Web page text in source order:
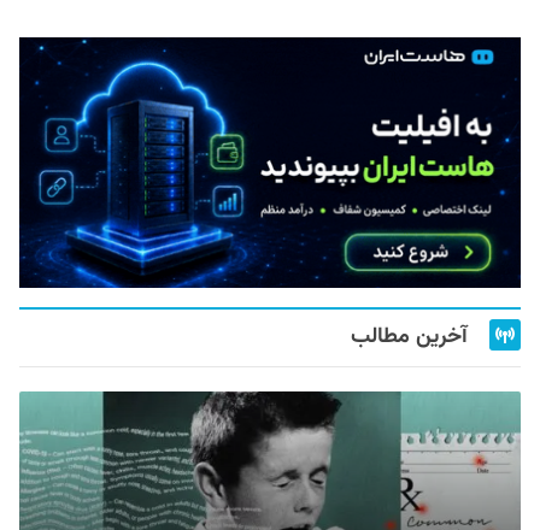
آخرین مطالب